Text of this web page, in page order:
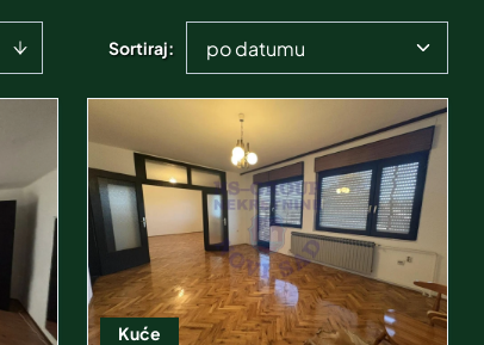
Sortiraj: po datumu
Kuće